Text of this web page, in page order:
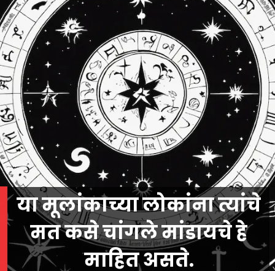
या मूलांकाच्या लोकांना त्यांचे
मत कसे चांगले मांडायचे हे
माहित असते.